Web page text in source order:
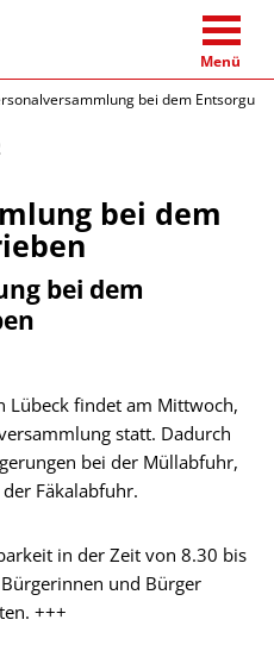
Menü
bei dem
bei dem
bei dem
Lübeck findet am Mittwoch,
statt. Dadurch
bei der Müllabfuhr,
Fäkalabfuhr.
in der Zeit von 8.30 bis
und Bürger
+++